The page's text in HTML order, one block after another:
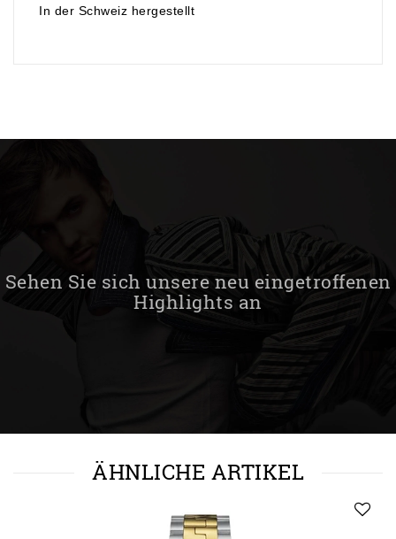
In der Schweiz hergestellt
Sehen Sie sich unsere neu eingetroffenen
Highlights an
ÄHNLICHE ARTIKEL